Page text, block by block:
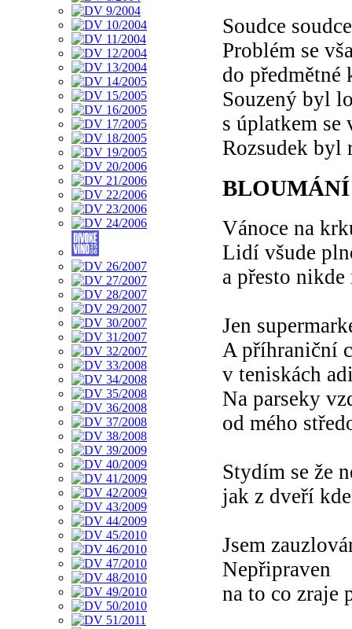
Soudce
Problém se
do předmětné
Souzený byl
s úplatkem
Rozsudek byl
BLOUMÁNÍ
Vánoce na
Lidí všude
a přesto
Jen
A příhraniční
v teniskách
Na parseky
od mého
Stydím se že
jak z dveří
Jsem
Nepřipraven
na to co zraje